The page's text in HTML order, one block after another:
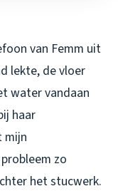
van Femm uit
lekte, de vloer
water vandaan
haar
mijn
zo
het stucwerk.